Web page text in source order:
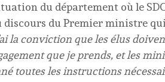
du département où le
du Premier ministre
la conviction que les élus
que je prends, et les
toutes les instructions